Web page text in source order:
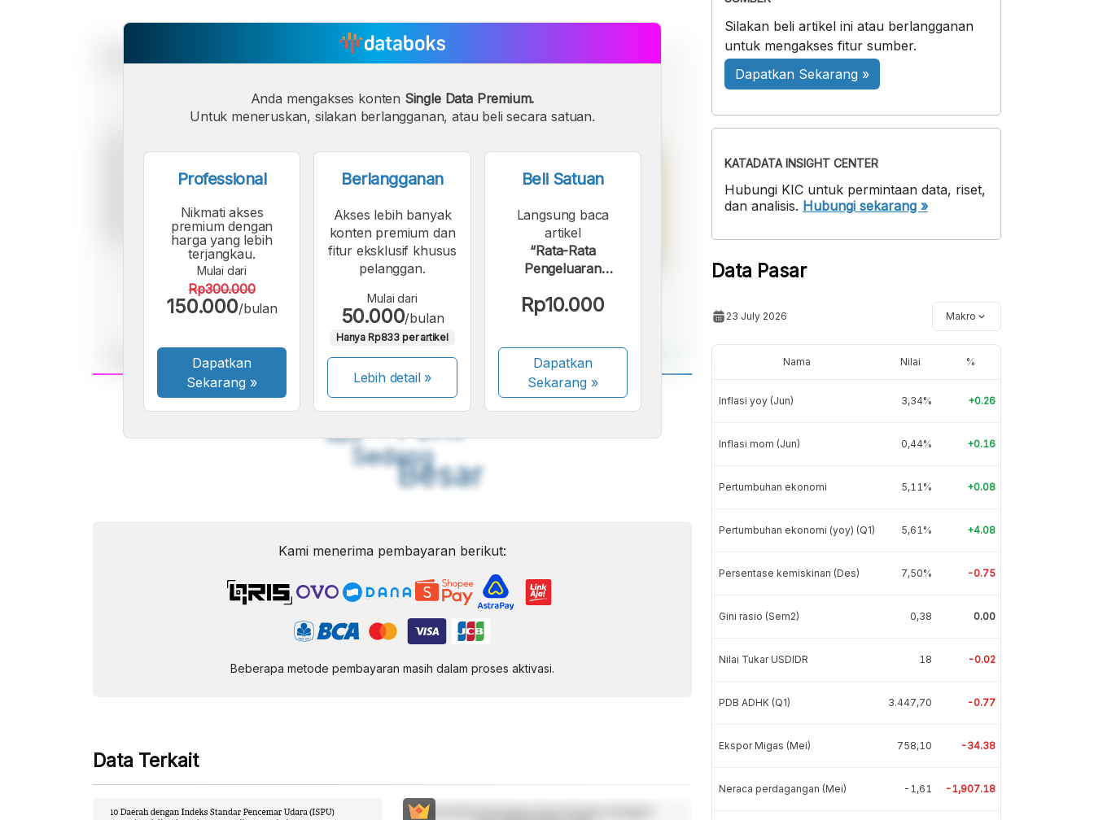
A
Font
Kecil
A
Sedang
A
Besar
Anda mengakses konten Single Data Premium.
Untuk meneruskan, silakan berlangganan, atau beli secara satuan.
Professional
Nikmati akses
premium dengan
harga yang lebih
terjangkau.
Mulai dari
Rp300.000
150.000/bulan
Dapatkan
Sekarang »
Berlangganan
Akses lebih banyak
konten premium dan
fitur eksklusif khusus
pelanggan.
Mulai dari
50.000/bulan
Hanya Rp833 per artikel
Lebih detail »
Beli Satuan
Langsung baca
artikel
“Rata-Rata
Pengeluaran
untuk Kecantikan di
2024”.
Rp10.000
Dapatkan
Sekarang»
Kami menerima pembayaran berikut:
Beberapa metode pembayaran masih dalam proses aktivasi.
Data Terkait
Silakan beli artikel ini atau berlangganan
untuk mengakses fitur sumber.
Dapatkan Sekarang »
KATADATA INSIGHT CENTER
Hubungi KIC untuk permintaan data, riset,
dan analisis. Hubungi sekarang »
Data Pasar
23 July 2026 Makro
Nama Nilai %
Inflasi yoy (Jun) 3,34% +0.26
Inflasi mom (Jun) 0,44% +0.16
Pertumbuhan ekonomi 5,11% +0.08
Pertumbuhan ekonomi (yoy) (Q1) 5,61% +4.08
Persentase kemiskinan (Des) 7,50% -0.75
Gini rasio (Sem2) 0,38 0.00
Nilai Tukar USDIDR 18 -0.02
PDB ADHK (Q1) 3.447,70 -0.77
Ekspor Migas (Mei) 758,10 -34.38
Neraca perdagangan (Mei) -1,61 -1,907.18